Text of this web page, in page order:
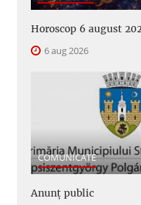
Horoscop 6 august
6 aug 2026
COMUNICATE
Anunţ public